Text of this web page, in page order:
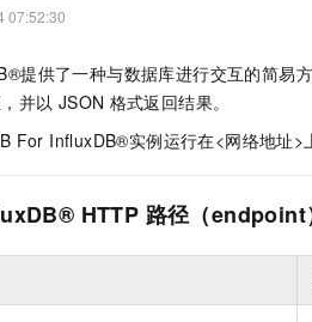
07:52:30
提供了一种与数据库进行交互的简易
并以 JSON 格式返回结果。
For InfluxDB®实例运行在<网络地址>
HTTP 路径（endpoint
Kimi-K3
1M上下文，专为长程任务
大模型服务
级电脑
人工智能平台 PAI 大模型
一站式AI开发、训练和推
Qoder CN
容器服务 Kubernetes 版
视创作平台 Hermes Agent，打造自
自主进化，持久记忆，越
Claude Code + GStack
高返9万
享300元代金券
享
款产品免费体验
Token Plan 模型订阅计划
Qwen3.8-Max 首发尝鲜，
千问办公，限时限量积
万小智 AI 建站低至 15元/
Night Plan 支持 Qwen
夜间 5 折，Qwen/Meoo/
OCR 文字识别
发票查验
快递物流查询
划
企业成长
服务实践
看见新力量
金融模力时刻